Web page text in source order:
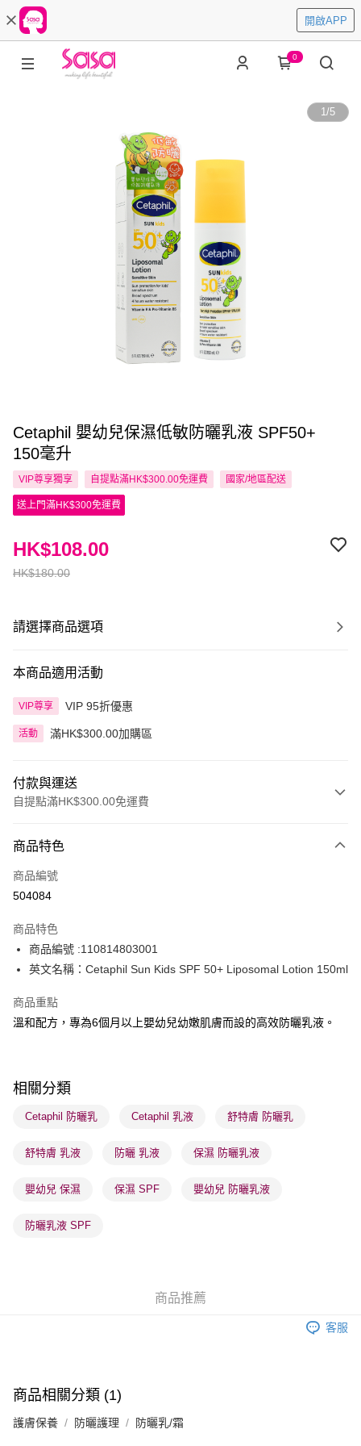
開啟APP
0
1/5
Cetaphil 嬰幼兒保濕低敏防曬乳液 SPF50+
150毫升
VIP尊享獨享 自提點滿HK$300.00免運費 國家/地區配送
送上門滿HK$300免運費
HK$180.00
HK$108.00
請選擇商品選項
本商品適用活動
VIP尊享 VIP 95折優惠
活動 滿HK$300.00加購區
付款與運送
自提點滿HK$300.00免運費
信用卡
Apple Pay
PayMe
WeChat Pay
BoC Pay
每筆HK$65.00，滿HK$300.00或以上免運費
順豐站及營業點 - 確認發貨後1-3個工作天送達
每筆HK$65.00，滿HK$300.00或以上免運費
物流公司進行物流配送
澳門地區配送 - 確認發貨後1-4個工作天送達
商品特色
商品編號
504084
商品特色
商品編號 :110814803001
英文名稱：Cetaphil Sun Kids SPF 50+ Liposomal Lotion 150ml
商品重點
溫和配方，專為6個月以上嬰幼兒幼嫩肌膚而設的高效防曬乳液。
相關分類
Cetaphil 防曬乳 Cetaphil 乳液 舒特膚 防曬乳
舒特膚 乳液 防曬 乳液 保濕 防曬乳液
嬰幼兒 保濕 保濕 SPF 嬰幼兒 防曬乳液
防曬乳液 SPF
商品推薦
客服
商品相關分類 (1)
護膚保養 防曬護理 防曬乳/霜